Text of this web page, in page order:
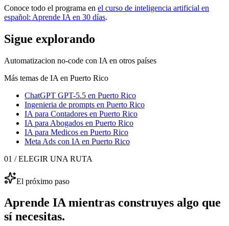
Conoce todo el programa en el curso de inteligencia artificial en
español: Aprende IA en 30 días.
Sigue explorando
Automatizacion no-code con IA en otros países
Más temas de IA en Puerto Rico
ChatGPT GPT-5.5 en Puerto Rico
Ingenieria de prompts en Puerto Rico
IA para Contadores en Puerto Rico
IA para Abogados en Puerto Rico
IA para Medicos en Puerto Rico
Meta Ads con IA en Puerto Rico
01 / ELEGIR UNA RUTA
El próximo paso
Aprende IA mientras construyes algo que
sí necesitas.